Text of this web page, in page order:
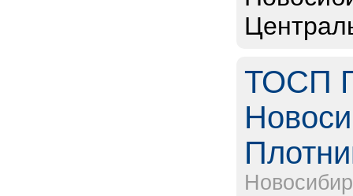
ТОСП